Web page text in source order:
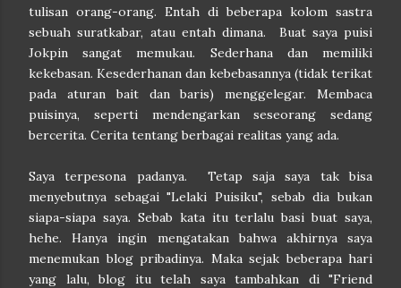
tulisan orang-orang. Entah di beberapa kolom sastra
sebuah suratkabar, atau entah dimana. Buat saya puisi
Jokpin sangat memukau. Sederhana dan memiliki
kekebasan. Kesederhanan dan kebebasannya (tidak terikat
pada aturan bait dan baris) menggelegar. Membaca
puisinya, seperti mendengarkan seseorang sedang
bercerita. Cerita tentang berbagai realitas yang ada.
Saya terpesona padanya. Tetap saja saya tak bisa
menyebutnya sebagai "Lelaki Puisiku", sebab dia bukan
siapa-siapa saya. Sebab kata itu terlalu basi buat saya,
hehe. Hanya ingin mengatakan bahwa akhirnya saya
menemukan blog pribadinya. Maka sejak beberapa hari
yang lalu, blog itu telah saya tambahkan di "Friend